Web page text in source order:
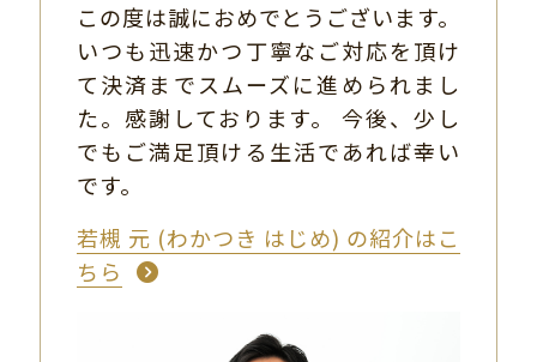
この度は誠におめでとうございます。
いつも迅速かつ丁寧なご対応を頂け
て決済までスムーズに進められまし
た。感謝しております。 今後、少し
でもご満足頂ける生活であれば幸い
です。
若槻 元 (わかつき はじめ) の紹介はこ
ちら